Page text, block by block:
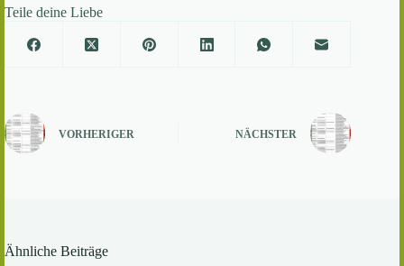
Teile deine Liebe
VORHERIGER NÄCHSTER
Ähnliche Beiträge